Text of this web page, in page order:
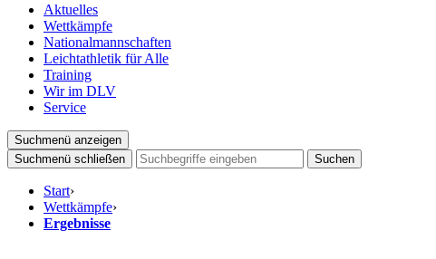
Aktuelles
Wettkämpfe
Nationalmannschaften
Leichtathletik für Alle
Training
Wir im DLV
Service
Suchmenü anzeigen
Suchmenü schließen
Suchen
Start›
Wettkämpfe›
Ergebnisse